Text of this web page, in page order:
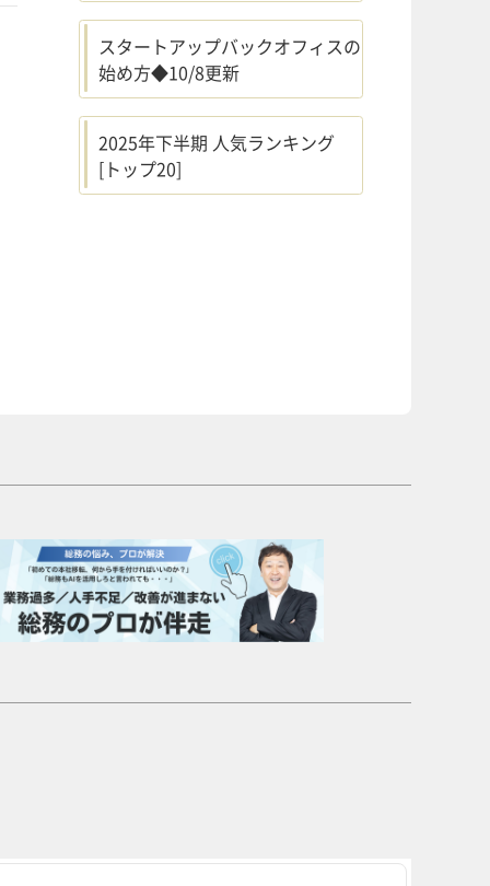
スタートアップバックオフィスの
始め方◆10/8更新
2025年下半期 人気ランキング
[トップ20]